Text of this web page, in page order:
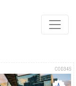
COD345